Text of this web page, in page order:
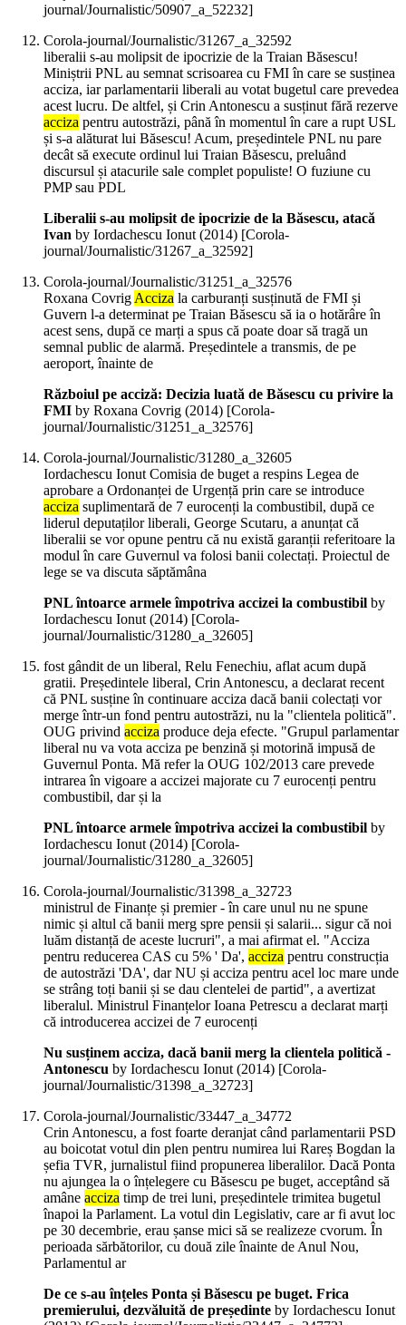
journal/Journalistic/50907_a_52232]
Corola-journal/Journalistic/31267_a_32592
liberalii s-au molipsit de ipocrizie de la Traian Băsescu!
Miniștrii PNL au semnat scrisoarea cu FMI în care se susținea
acciza, iar parlamentarii liberali au votat bugetul care prevedea
acest lucru. De altfel, și Crin Antonescu a susținut fără rezerve
acciza pentru autostrăzi, până în momentul în care a rupt USL
și s-a alăturat lui Băsescu! Acum, președintele PNL nu pare
decât să execute ordinul lui Traian Băsescu, preluând
discursul și atacurile sale complet populiste! O fuziune cu
PMP sau PDL
Liberalii s-au molipsit de ipocrizie de la Băsescu, atacă
Ivan by Iordachescu Ionut (2014) [Corola-
journal/Journalistic/31267_a_32592]
Corola-journal/Journalistic/31251_a_32576
Roxana CovrigAcciza la carburanți susținută de FMI și
Guvern l-a determinat pe Traian Băsescu să ia o hotărâre în
acest sens, după ce marți a spus că poate doar să tragă un
semnal public de alarmă. Președintele a transmis, de pe
aeroport, înainte de
Războiul pe acciză: Decizia luată de Băsescu cu privire la
FMI by Roxana Covrig (2014) [Corola-
journal/Journalistic/31251_a_32576]
Corola-journal/Journalistic/31280_a_32605
Iordachescu Ionut Comisia de buget a respins Legea de
aprobare a Ordonanței de Urgență prin care se introduce
acciza suplimentară de 7 eurocenți la combustibil, după ce
liderul deputaților liberali, George Scutaru, a anunțat că
liberalii se vor opune pentru că nu există garanții referitoare la
modul în care Guvernul va folosi banii colectați. Proiectul de
lege se va discuta săptămâna
PNL întoarce armele împotriva accizei la combustibil by
Iordachescu Ionut (2014) [Corola-
journal/Journalistic/31280_a_32605]
fost gândit de un liberal, Relu Fenechiu, aflat acum după
gratii. Președintele liberal, Crin Antonescu, a declarat recent
că PNL susține în continuare acciza dacă banii colectați vor
merge într-un fond pentru autostrăzi, nu la "clientela politică".
OUG privind acciza produce deja efecte. "Grupul parlamentar
liberal nu va vota acciza pe benzină și motorină impusă de
Guvernul Ponta. Mă refer la OUG 102/2013 care prevede
intrarea în vigoare a accizei majorate cu 7 eurocenți pentru
combustibil, dar și la
PNL întoarce armele împotriva accizei la combustibil by
Iordachescu Ionut (2014) [Corola-
journal/Journalistic/31280_a_32605]
Corola-journal/Journalistic/31398_a_32723
ministrul de Finanțe și premier - în care unul nu ne spune
nimic și altul că banii merg spre pensii și salarii... sigur că noi
luăm distanță de aceste lucruri", a mai afirmat el. "Acciza
pentru reducerea CAS cu 5% ' Da', acciza pentru construcția
de autostrăzi 'DA', dar NU și acciza pentru acel loc mare unde
se strâng toți banii și se dau clentelei de partid", a avertizat
liberalul. Ministrul Finanțelor Ioana Petrescu a declarat marți
că introducerea accizei de 7 eurocenți
Nu susținem acciza, dacă banii merg la clientela politică -
Antonescu by Iordachescu Ionut (2014) [Corola-
journal/Journalistic/31398_a_32723]
Corola-journal/Journalistic/33447_a_34772
Crin Antonescu, a fost foarte deranjat când parlamentarii PSD
au boicotat votul din plen pentru numirea lui Rareș Bogdan la
șefia TVR, jurnalistul fiind propunerea liberalilor. Dacă Ponta
nu ajungea la o înțelegere cu Băsescu pe buget, acceptând să
amâne acciza timp de trei luni, președintele trimitea bugetul
înapoi la Parlament. La votul din Legislativ, care ar fi avut loc
pe 30 decembrie, erau șanse mici să se realizeze cvorum. În
perioada sărbătorilor, cu două zile înainte de Anul Nou,
Parlamentul ar
De ce s-au înțeles Ponta și Băsescu pe buget. Frica
premierului, dezvăluită de președinte by Iordachescu Ionut